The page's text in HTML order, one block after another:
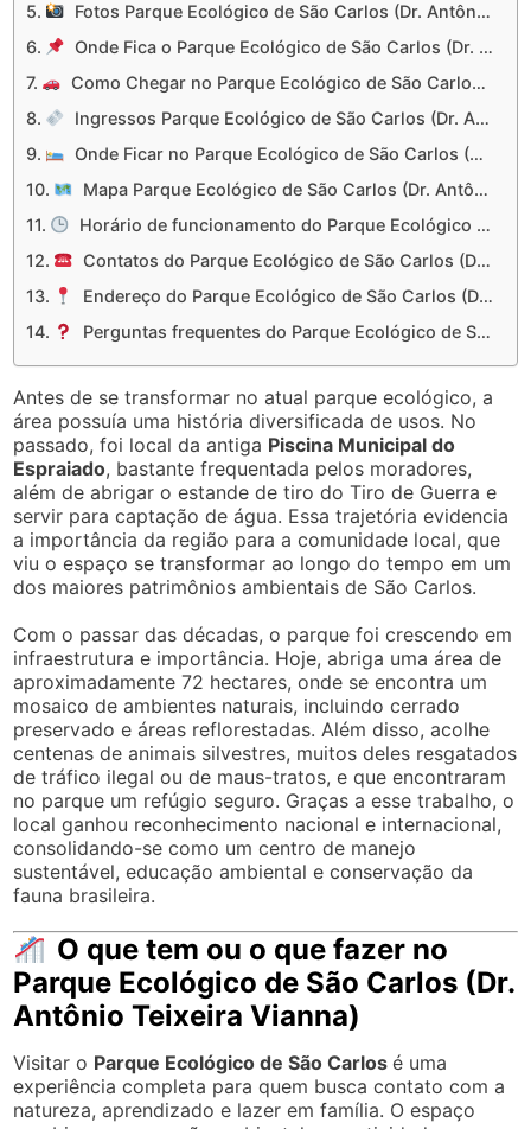
Fotos Parque Ecológico de São Carlos (Dr. Antônio Teixeira Vianna)
Onde Fica o Parque Ecológico de São Carlos (Dr. Antônio Teixeira Vianna)
Como Chegar no Parque Ecológico de São Carlos (Dr. Antônio Teixeira Vianna)
Ingressos Parque Ecológico de São Carlos (Dr. Antônio Teixeira Vianna)
Onde Ficar no Parque Ecológico de São Carlos (Dr. Antônio Teixeira Vianna)
Mapa Parque Ecológico de São Carlos (Dr. Antônio Teixeira Vianna)
Horário de funcionamento do Parque Ecológico de São Carlos (Dr. Antônio Teixeira Vianna)
Contatos do Parque Ecológico de São Carlos (Dr. Antônio Teixeira Vianna)
Endereço do Parque Ecológico de São Carlos (Dr. Antônio Teixeira Vianna)
Perguntas frequentes do Parque Ecológico de São Carlos (Dr. Antônio Teixeira Vianna)
Antes de se transformar no atual parque ecológico, a
área possuía uma história diversificada de usos. No
passado, foi local da antiga Piscina Municipal do
Espraiado, bastante frequentada pelos moradores,
além de abrigar o estande de tiro do Tiro de Guerra e
servir para captação de água. Essa trajetória evidencia
a importância da região para a comunidade local, que
viu o espaço se transformar ao longo do tempo em um
dos maiores patrimônios ambientais de São Carlos.
Com o passar das décadas, o parque foi crescendo em
infraestrutura e importância. Hoje, abriga uma área de
aproximadamente 72 hectares, onde se encontra um
mosaico de ambientes naturais, incluindo cerrado
preservado e áreas reflorestadas. Além disso, acolhe
centenas de animais silvestres, muitos deles resgatados
de tráfico ilegal ou de maus-tratos, e que encontraram
no parque um refúgio seguro. Graças a esse trabalho, o
local ganhou reconhecimento nacional e internacional,
consolidando-se como um centro de manejo
sustentável, educação ambiental e conservação da
fauna brasileira.
O que tem ou o que fazer no
Parque Ecológico de São Carlos (Dr.
Antônio Teixeira Vianna)
Visitar o Parque Ecológico de São Carlosé uma
experiência completa para quem busca contato com a
natureza, aprendizado e lazer em família. O espaço